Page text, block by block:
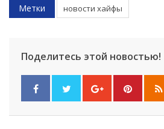
Метки новости хайфы
Поделитесь этой новостью!